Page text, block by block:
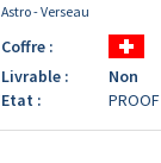
Astro - Verseau
Coffre :
Livrable :
Non
Etat :
PROOF